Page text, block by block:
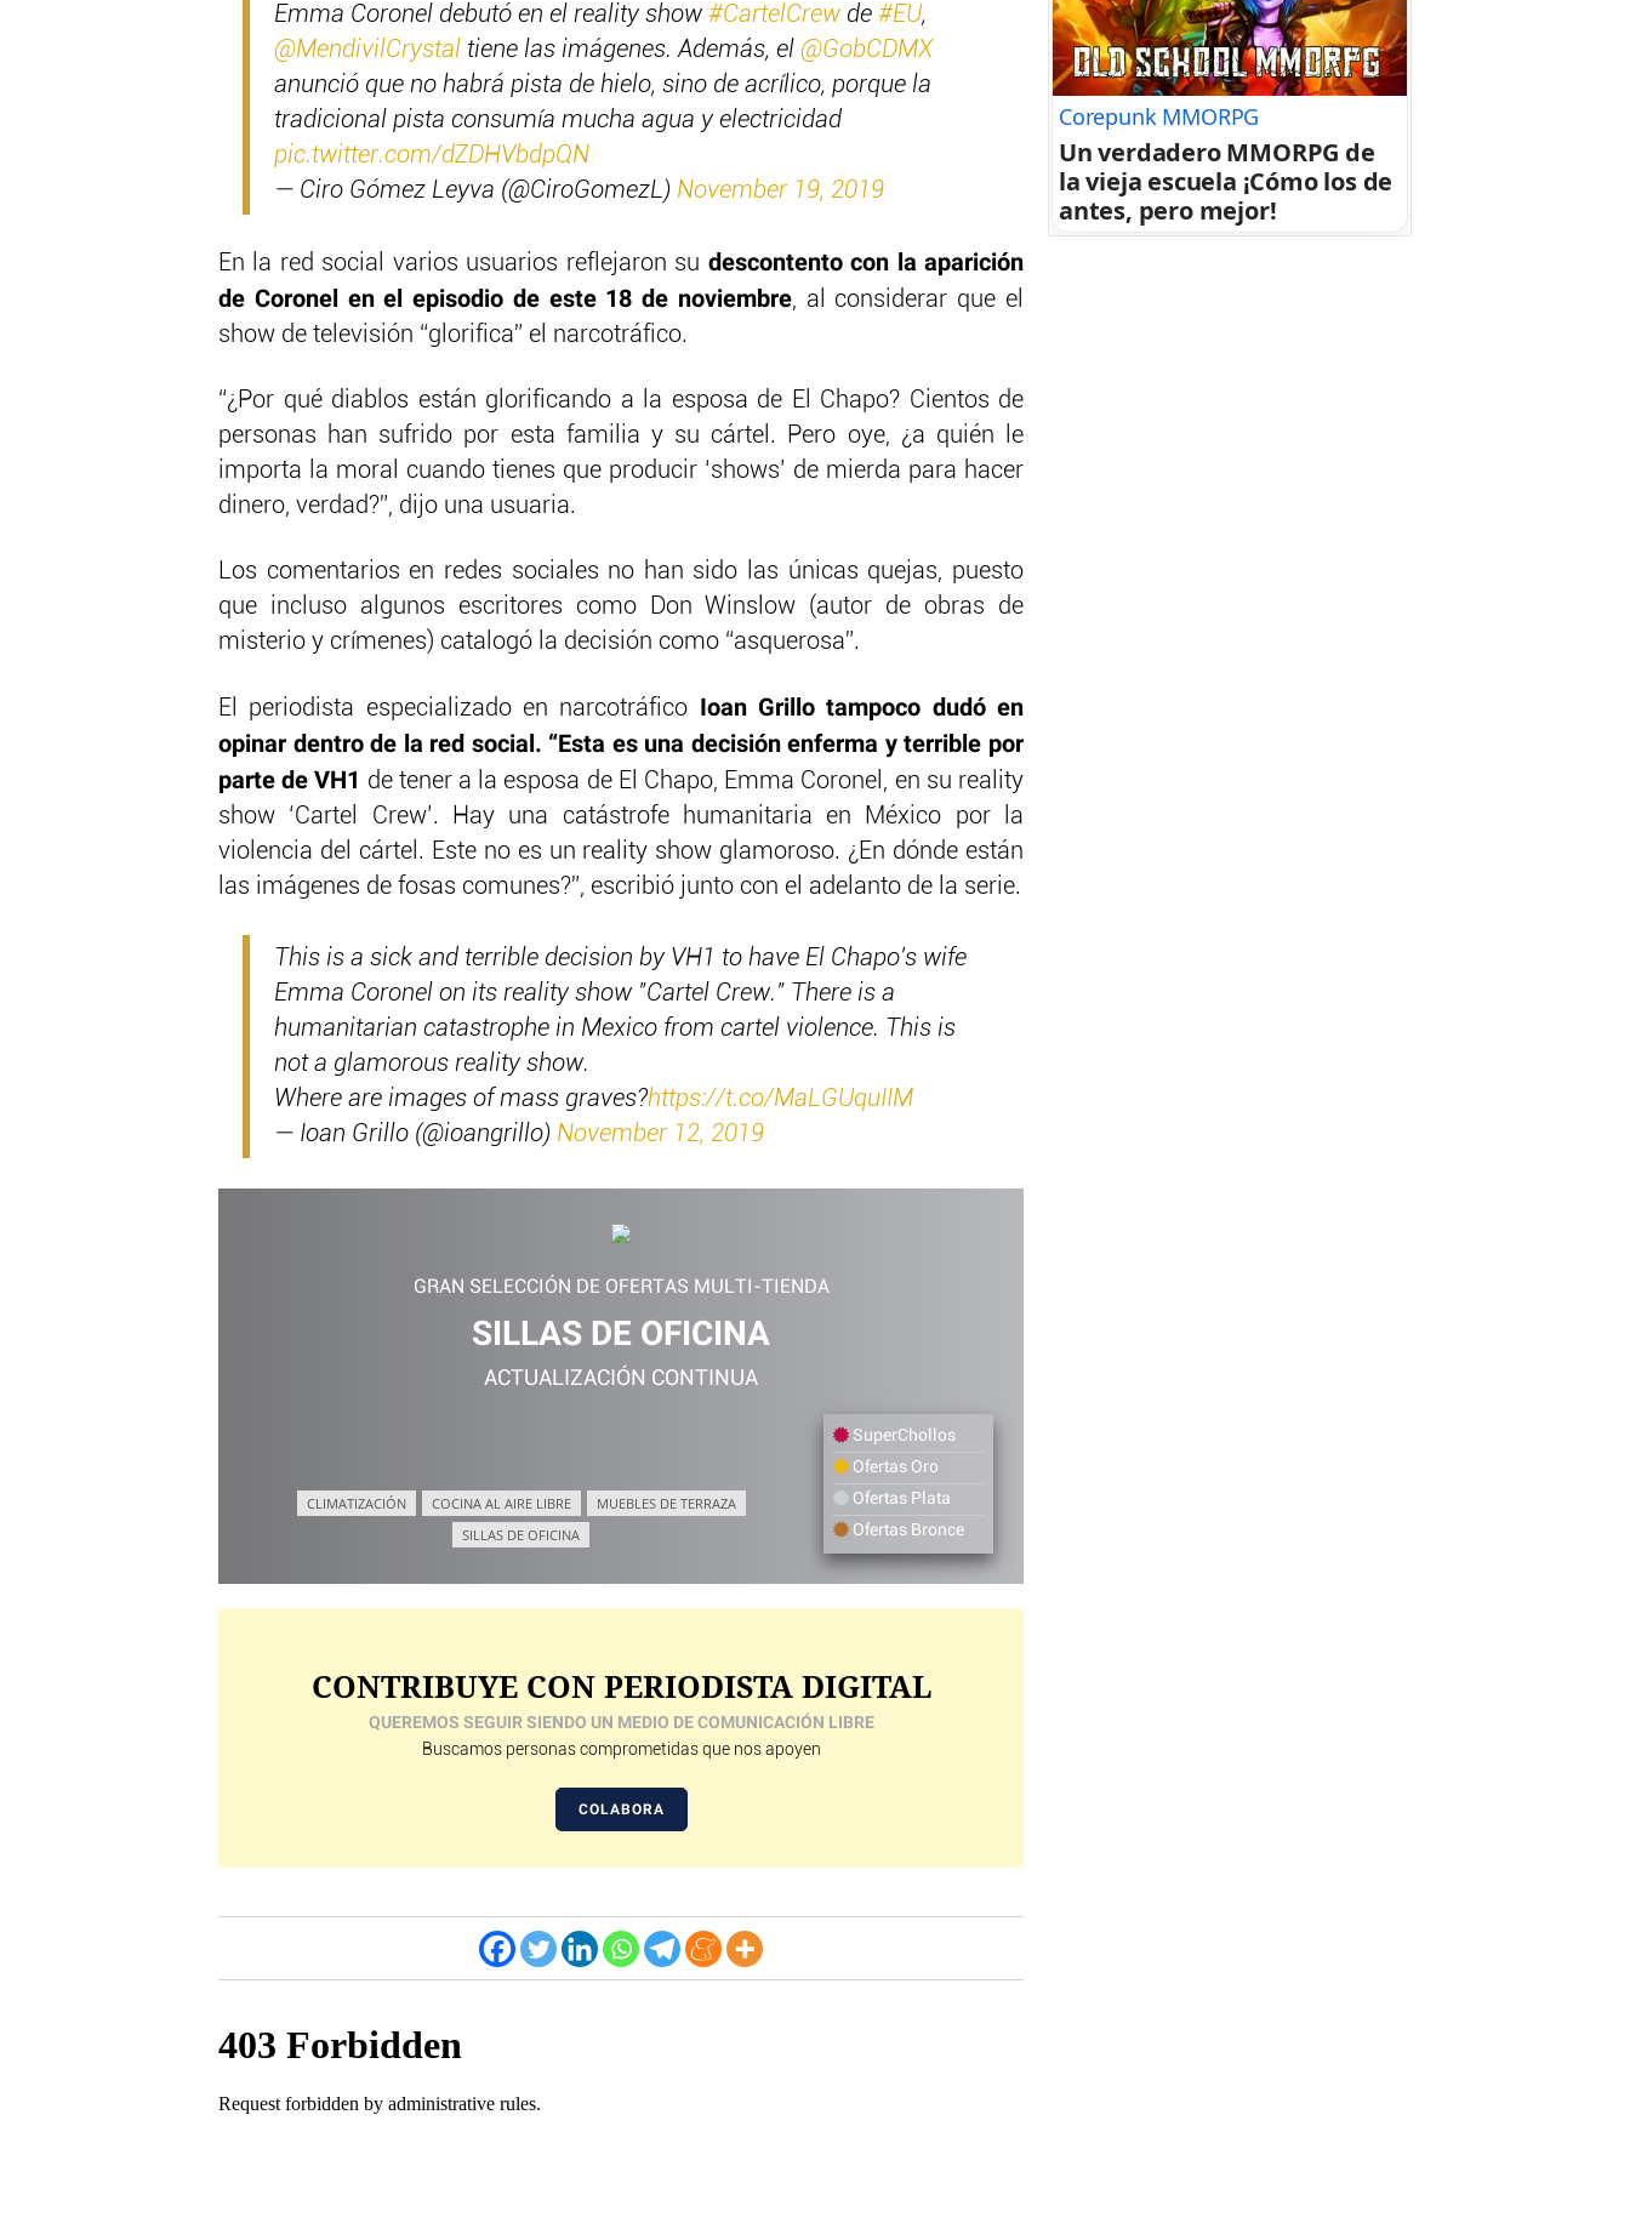
Emma Coronel debutó en el reality show #CartelCrew de #EU,
@MendivilCrystal tiene las imágenes. Además, el @GobCDMX
anunció que no habrá pista de hielo, sino de acrílico, porque la
tradicional pista consumía mucha agua y electricidad
pic.twitter.com/dZDHVbdpQN
— Ciro Gómez Leyva (@CiroGomezL) November 19, 2019
En la red social varios usuarios reflejaron su descontento con la aparición
de Coronel en el episodio de este 18 de noviembre, al considerar que el
show de televisión “glorifica” el narcotráfico.
“¿Por qué diablos están glorificando a la esposa de El Chapo? Cientos de
personas han sufrido por esta familia y su cártel. Pero oye, ¿a quién le
importa la moral cuando tienes que producir ‘shows’ de mierda para hacer
dinero, verdad?”, dijo una usuaria.
Los comentarios en redes sociales no han sido las únicas quejas, puesto
que incluso algunos escritores como Don Winslow (autor de obras de
misterio y crímenes) catalogó la decisión como “asquerosa”.
El periodista especializado en narcotráfico Ioan Grillo tampoco dudó en
opinar dentro de la red social. “Esta es una decisión enferma y terrible por
parte de VH1 de tener a la esposa de El Chapo, Emma Coronel, en su reality
show ‘Cartel Crew’. Hay una catástrofe humanitaria en México por la
violencia del cártel. Este no es un reality show glamoroso. ¿En dónde están
las imágenes de fosas comunes?”, escribió junto con el adelanto de la serie.
This is a sick and terrible decision by VH1 to have El Chapo's wife
Emma Coronel on its reality show "Cartel Crew." There is a
humanitarian catastrophe in Mexico from cartel violence. This is
not a glamorous reality show.
Where are images of mass graves?https://t.co/MaLGUquIIM
— Ioan Grillo (@ioangrillo) November 12, 2019
GRAN SELECCIÓN DE OFERTAS MULTI-TIENDA
SILLAS DE OFICINA
ACTUALIZACIÓN CONTINUA
CLIMATIZACIÓN COCINA AL AIRE LIBRE
MUEBLES DE TERRAZA
SILLAS DE OFICINA
SuperChollos
Ofertas Oro
Ofertas Plata
Ofertas Bronce
CONTRIBUYE CON PERIODISTA DIGITAL
QUEREMOS SEGUIR SIENDO UN MEDIO DE COMUNICACIÓN LIBRE
Buscamos personas comprometidas que nos apoyen
COLABORA
Corepunk MMORPG
Un verdadero MMORPG de
la vieja escuela ¡Cómo los de
antes, pero mejor!